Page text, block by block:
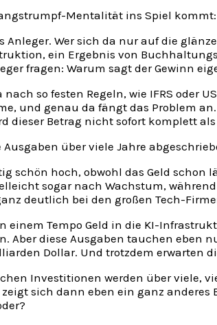
Mentalität ins Spiel
Wer sich da nur auf die
ein Ergebnis von
fragen: Warum sagt der Gewinn
so festen Regeln, wie IFRS oder
und genau da fängt das Problem
dieser Betrag nicht sofort komplett
über viele Jahre
schön hoch, obwohl das Geld
sogar nach Wachstum,
deutlich bei den großen Tech-
einem Tempo Geld in die KI-
diese Ausgaben tauchen eben
Dollar. Und trotzdem erwarten
Investitionen werden über viele,
sich dann eben ein ganz